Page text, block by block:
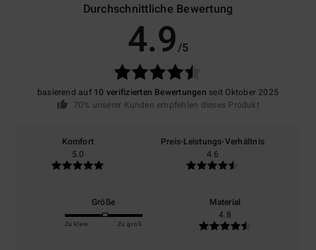
Durchschnittliche Bewertung
4.9/5
basierend auf 10 verifizierten Bewertungen seit Oktober 2025
70% unserer Kunden empfehlen dieses Produkt
Komfort
5.0
Preis-Leistungs-Verhältnis
4.6
Größe
Zu klein Zu groß
Material
4.8